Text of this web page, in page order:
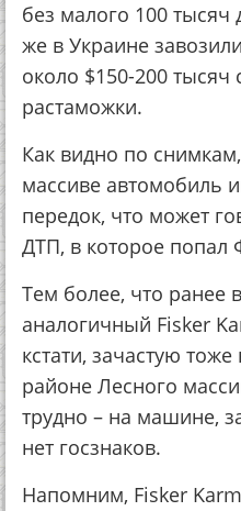
без малого 100
же в Украине
около $150-200 тысяч
растаможки.
Как видно по
массиве автомобиль
передок, что может
ДТП, в которое попал
Тем более, что ранее
аналогичный Fisker
кстати, зачастую
районе Лесного
трудно – на машине,
нет госзнаков.
Напомним, Fisker